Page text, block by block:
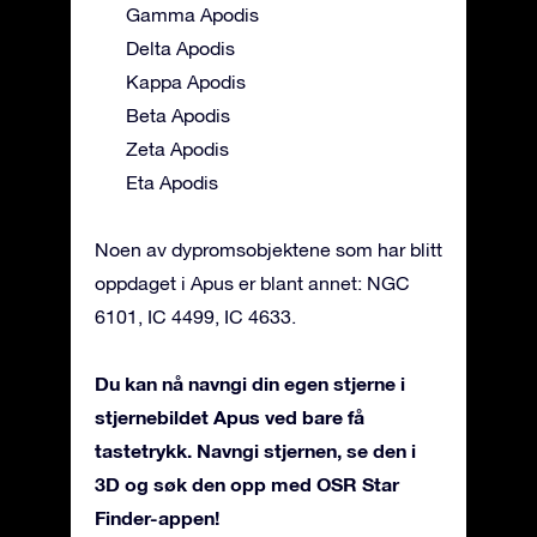
Gamma Apodis
Delta Apodis
Kappa Apodis
Beta Apodis
Zeta Apodis
Eta Apodis
Noen av dypromsobjektene som har blitt
oppdaget i Apus er blant annet: NGC
6101, IC 4499, IC 4633.
Du kan nå navngi din egen stjerne i
stjernebildet Apus ved bare få
tastetrykk. Navngi stjernen, se den i
3D og søk den opp med OSR Star
Finder-appen!